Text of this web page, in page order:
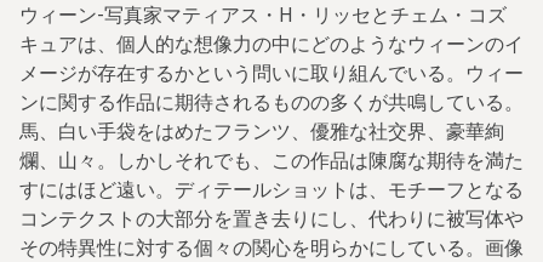
ウィーン-写真家マティアス・H・リッセとチェム・コズ
キュアは、個人的な想像力の中にどのようなウィーンのイ
メージが存在するかという問いに取り組んでいる。ウィー
ンに関する作品に期待されるものの多くが共鳴している。
馬、白い手袋をはめたフランツ、優雅な社交界、豪華絢
爛、山々。しかしそれでも、この作品は陳腐な期待を満た
すにはほど遠い。ディテールショットは、モチーフとなる
コンテクストの大部分を置き去りにし、代わりに被写体や
その特異性に対する個々の関心を明らかにしている。画像